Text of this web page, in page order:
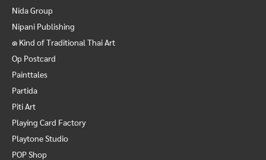
Nida Group
Nipani Publishing
๑ Kind of Traditional Thai Art
Op Postcard
Painttales
Partida
Piti Art
Playing Card Factory
Playtone Studio
POP Shop